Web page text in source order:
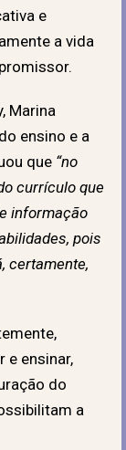
e
a vida
Marina
ensino e a
que “no
currículo que
informação
pois
certamente,
e ensinar,
do
a